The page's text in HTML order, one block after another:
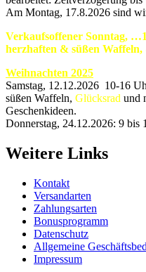
Am Montag, 17.8.2026 sind
Verkaufsoffener Sonntag,
herzhaften & süßen
Weihnachten 2025
Samstag, 12.12.2026 10-16
süßen Waffeln, Glücksrad und
Geschenkideen.
Donnerstag, 24.12.2026: 9 bis
Weitere Links
Kontakt
Versandarten
Zahlungsarten
Bonusprogramm
Datenschutz
Allgemeine
Impressum